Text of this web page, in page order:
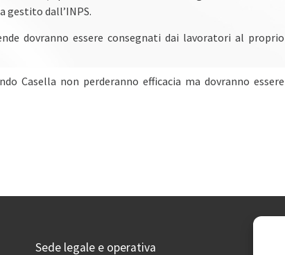
gestito dall’INPS.
dovranno essere consegnati dai lavoratori al proprio
Casella non perderanno efficacia ma dovranno essere
Sede legale e operativa